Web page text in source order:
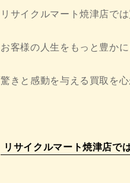
リサイクルマート焼津店で
お客様の人生をもっと豊かに
驚きと感動を与える買取を心
リサイクルマート焼津店で